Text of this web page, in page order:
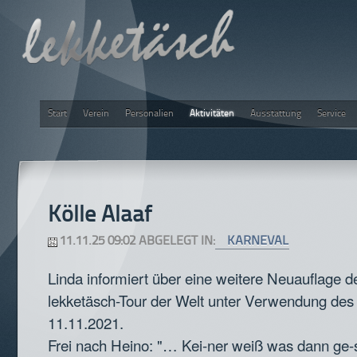
lekketäsch
Start Verein Personalien Aktivitäten Ausstattung Service
Kölle Alaaf
11.11.25 09:02 ABGELEGT IN: KARNEVAL
Linda informiert über eine weitere Neuauflage
lekketäsch-Tour der Welt unter Verwendung
11.11.2021.
Frei nach Heino: "… Kei-ner weiß was dann